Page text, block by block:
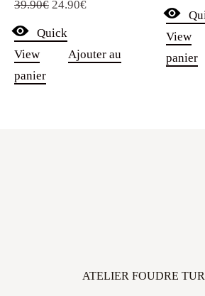
39.90€ Le
prix
initial
était :
24.90€Le
est :
Quick
View
Ajouter au
panier
View
panier
ATELIER FOUDRE